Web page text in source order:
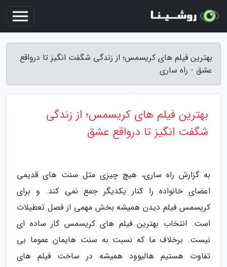
بهترین فیلم های کریسمس؛ از زندگی شگفت انگیز تا درواقع
عشق - راه ساری
بهترین فیلم های کریسمس؛ از زندگی
شگفت انگیز تا درواقع عشق
به گزارش راه ساری، هیچ چیزی مثل سنت های قدیمی
اعضای خانواده را کنار یکدیگر جمع نمی کند. و برای
کریسمس فیلم دیدن همیشه بخش مهمی از فصل تعطیلات
است. انتخاب بهترین فیلم های کریسمس کار ساده ای
نیست. برخلاف ما که نسبت به سنت هایمان عموما بی
تفاوت هستیم هالیوود همیشه در ساخت فیلم های